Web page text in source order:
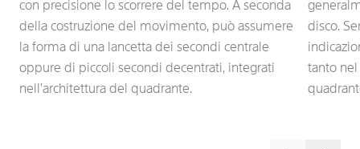
con precisione lo scorrere del tempo. A seconda
della costruzione del movimento, può assumere
la forma di una lancetta dei secondi centrale
oppure di piccoli secondi decentrati, integrati
nell’architettura del quadrante.
disco.
tanto